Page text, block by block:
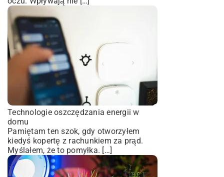
Technologie oszczędzania energii w
domu
Pamiętam ten szok, gdy otworzyłem
kiedyś kopertę z rachunkiem za prąd.
Myślałem, że to pomyłka. […]